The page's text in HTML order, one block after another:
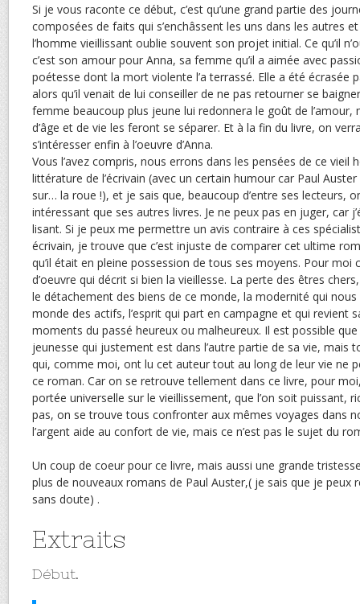
Si je vous raconte ce début, c’est qu’une grand partie des
composées de faits qui s’enchâssent les uns dans les autres
l’homme vieillissant oublie souvent son projet initial. Ce qu’il
c’est son amour pour Anna, sa femme qu’il a aimée avec
poétesse dont la mort violente l’a terrassé. Elle a été écrasée
alors qu’il venait de lui conseiller de ne pas retourner se
femme beaucoup plus jeune lui redonnera le goût de l’amour,
d’âge et de vie les feront se séparer. Et à la fin du livre, on
s’intéresser enfin à l’oeuvre d’Anna.
Vous l’avez compris, nous errons dans les pensées de ce vieil
littérature de l’écrivain (avec un certain humour car Paul
sur… la roue !), et je sais que, beaucoup d’entre ses lecteurs,
intéressant que ses autres livres. Je ne peux pas en juger, car
lisant. Si je peux me permettre un avis contraire à ces
écrivain, je trouve que c’est injuste de comparer cet ultime
qu’il était en pleine possession de tous ses moyens. Pour
d’oeuvre qui décrit si bien la vieillesse. La perte des êtres
le détachement des biens de ce monde, la modernité qui
monde des actifs, l’esprit qui part en campagne et qui revient
moments du passé heureux ou malheureux. Il est possible
jeunesse qui justement est dans l’autre partie de sa vie, mais
qui, comme moi, ont lu cet auteur tout au long de leur vie ne
ce roman. Car on se retrouve tellement dans ce livre, pour moi,
portée universelle sur le vieillissement, que l’on soit puissant,
pas, on se trouve tous confronter aux mêmes voyages dans
l’argent aide au confort de vie, mais ce n’est pas le sujet du
Un coup de coeur pour ce livre, mais aussi une grande
plus de nouveaux romans de Paul Auster,( je sais que je peux
sans doute) .
Extraits
Début.